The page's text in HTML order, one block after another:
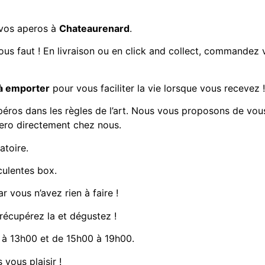
aperos à Chateaurenard.
faut ! En livraison ou en click and collect, commandez
emporter pour vous faciliter la vie lorsque vous recevez !
dans les règles de l’art. Nous vous proposons de
directement chez nous.
box.
vous n’avez rien à faire !
la et dégustez !
13h00 et de 15h00 à 19h00.
vous plaisir !